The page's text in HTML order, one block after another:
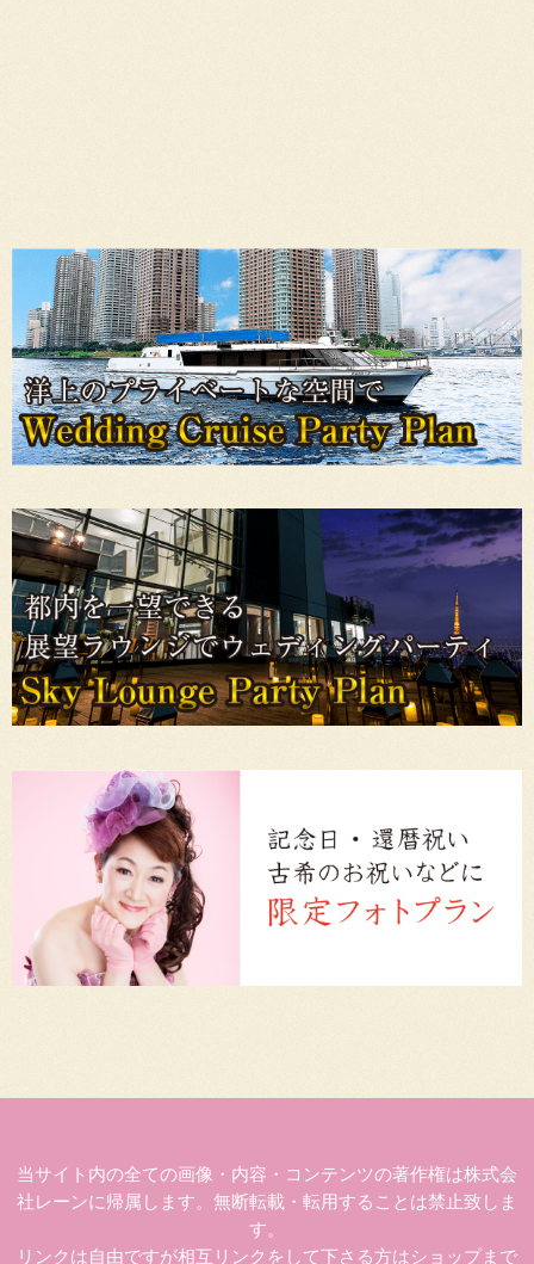
当サイト内の全ての画像・内容・コンテンツの著作権は株式会
社レーンに帰属します。無断転載・転用することは禁止致しま
す。
リンクは自由ですが相互リンクをして下さる方はショップまで